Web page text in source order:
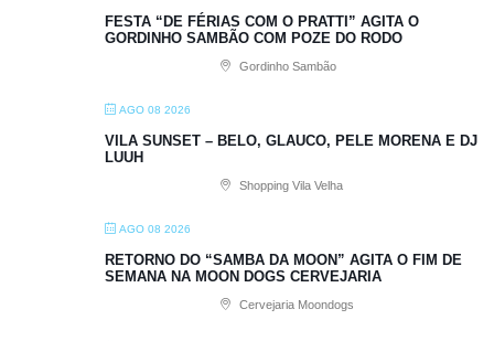
FESTA “DE FÉRIAS COM O PRATTI” AGITA O
GORDINHO SAMBÃO COM POZE DO RODO
Gordinho Sambão
AGO 08 2026
VILA SUNSET – BELO, GLAUCO, PELE MORENA E DJ
LUUH
Shopping Vila Velha
AGO 08 2026
RETORNO DO “SAMBA DA MOON” AGITA O FIM DE
SEMANA NA MOON DOGS CERVEJARIA
Cervejaria Moondogs